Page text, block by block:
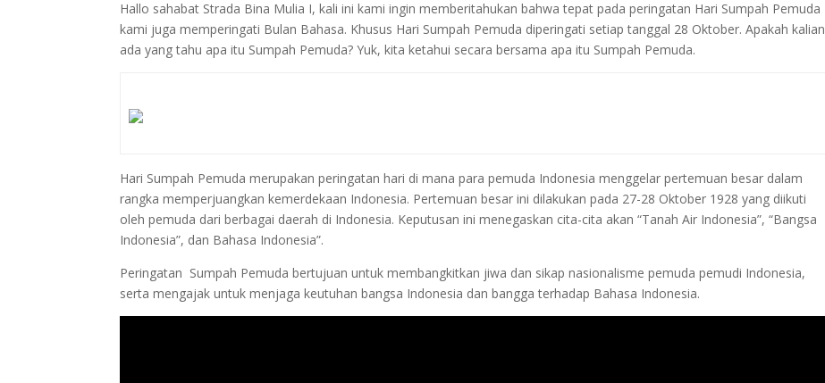
Hallo sahabat Strada Bina Mulia I, kali ini kami ingin memberitahukan bahwa tepat pada peringatan Hari Sumpah Pemuda
kami juga memperingati Bulan Bahasa. Khusus Hari Sumpah Pemuda diperingati setiap tanggal 28 Oktober. Apakah kalian
ada yang tahu apa itu Sumpah Pemuda? Yuk, kita ketahui secara bersama apa itu Sumpah Pemuda.
Hari Sumpah Pemuda merupakan peringatan hari di mana para pemuda Indonesia menggelar pertemuan besar dalam
rangka memperjuangkan kemerdekaan Indonesia. Pertemuan besar ini dilakukan pada 27-28 Oktober 1928 yang diikuti
oleh pemuda dari berbagai daerah di Indonesia. Keputusan ini menegaskan cita-cita akan “Tanah Air Indonesia”, “Bangsa
Indonesia”, dan Bahasa Indonesia”.
Peringatan Sumpah Pemuda bertujuan untuk membangkitkan jiwa dan sikap nasionalisme pemuda pemudi Indonesia,
serta mengajak untuk menjaga keutuhan bangsa Indonesia dan bangga terhadap Bahasa Indonesia.